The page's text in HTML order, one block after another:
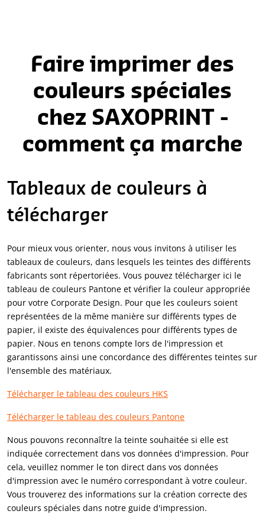
Faire imprimer des
couleurs spéciales
chez SAXOPRINT -
comment ça marche
Tableaux de couleurs à
télécharger
Pour mieux vous orienter, nous vous invitons à utiliser les
tableaux de couleurs, dans lesquels les teintes des différents
fabricants sont répertoriées. Vous pouvez télécharger ici le
tableau de couleurs Pantone et vérifier la couleur appropriée
pour votre Corporate Design. Pour que les couleurs soient
représentées de la même manière sur différents types de
papier, il existe des équivalences pour différents types de
papier. Nous en tenons compte lors de l'impression et
garantissons ainsi une concordance des différentes teintes sur
l'ensemble des matériaux.
Télécharger le tableau des couleurs HKS
Télécharger le tableau des couleurs Pantone
Nous pouvons reconnaître la teinte souhaitée si elle est
indiquée correctement dans vos données d'impression. Pour
cela, veuillez nommer le ton direct dans vos données
d'impression avec le numéro correspondant à votre couleur.
Vous trouverez des informations sur la création correcte des
couleurs spéciales dans notre guide d'impression.